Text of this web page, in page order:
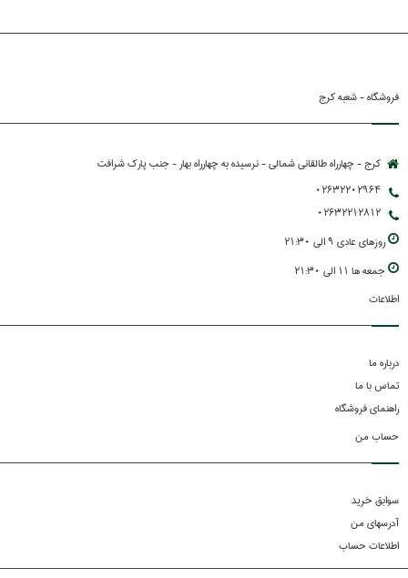
فروشگاه - شعبه کرج
کرج - چهارراه طالقانی شمالی - نرسیده به چهارراه بهار - جنب پارك شرافت
02632202964
02632212812
روزهاي عادي 9 الي 21:30
جمعه ها 11 الي 21:30
اطلاعات
درباره ما
تماس با ما
راهنمای فروشگاه
حساب من
سوابق خرید
آدرسهای من
اطلاعات حساب